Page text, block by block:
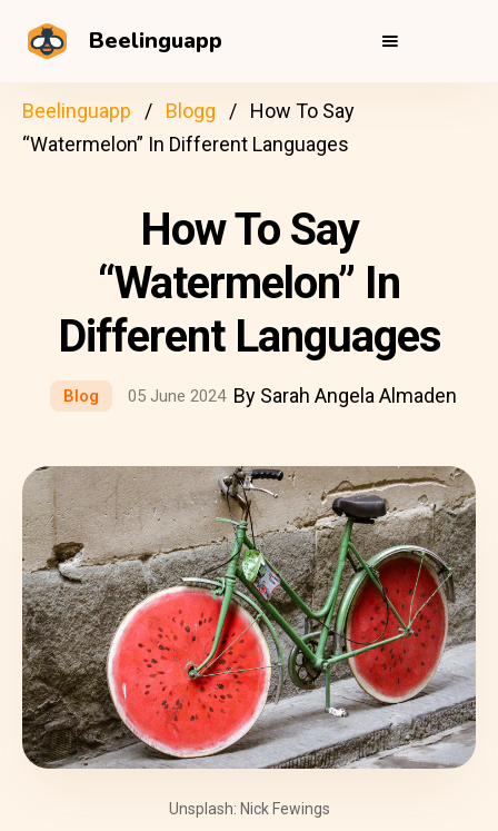
Beelinguapp
Beelinguapp Blogg
How To Say
“Watermelon” In Different Languages
How To Say
“Watermelon” In
Different Languages
Blog 05 June 2024 By Sarah Angela Almaden
Unsplash: Nick Fewings